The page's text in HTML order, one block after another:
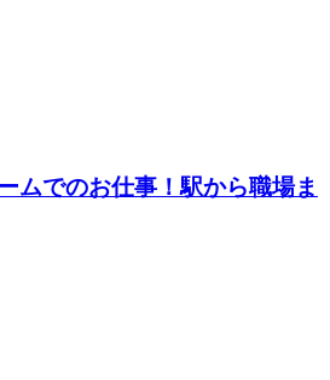
ムでのお仕事！駅から職場ま